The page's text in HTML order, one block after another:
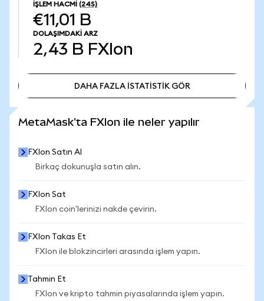
İŞLEM HACMI (24S)
€11,01 B
DOLAŞIMDAKI ARZ
2,43 B FXIon
DAHA FAZLA İSTATİSTİK GÖR
MetaMask'ta FXIon ile neler yapılır
FXIon Satın Al
Birkaç dokunuşla satın alın.
FXIon Sat
FXIon coin'lerinizi nakde çevirin.
FXIon Takas Et
FXIon ile blokzincirleri arasında işlem yapın.
Tahmin Et
FXIon ve kripto tahmin piyasalarında işlem yapın.